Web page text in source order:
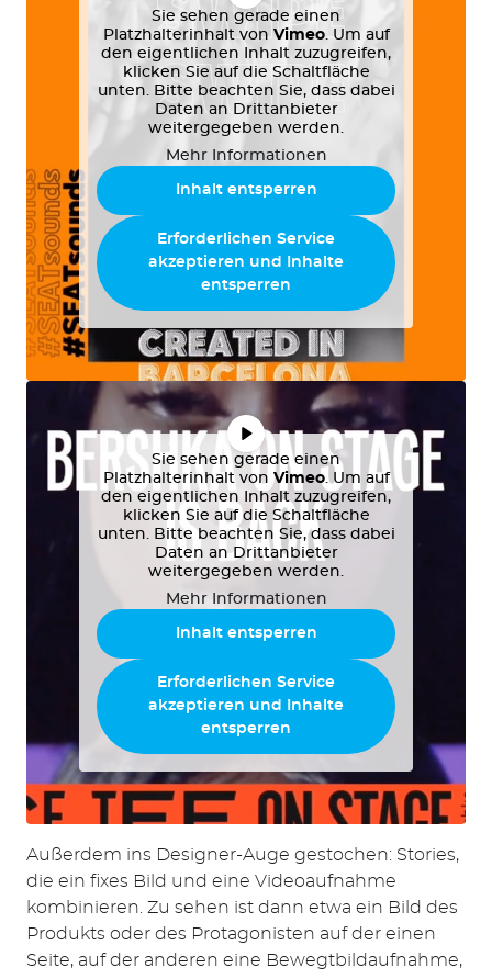
Sie sehen gerade einen
Platzhalterinhalt von Vimeo. Um auf
den eigentlichen Inhalt zuzugreifen,
klicken Sie auf die Schaltfläche
unten. Bitte beachten Sie, dass dabei
Daten an Drittanbieter
weitergegeben werden.
Mehr Informationen
Inhalt entsperren
Erforderlichen Service
akzeptieren und Inhalte
entsperren
Sie sehen gerade einen
Platzhalterinhalt von Vimeo. Um auf
den eigentlichen Inhalt zuzugreifen,
klicken Sie auf die Schaltfläche
unten. Bitte beachten Sie, dass dabei
Daten an Drittanbieter
weitergegeben werden.
Mehr Informationen
Inhalt entsperren
Erforderlichen Service
akzeptieren und Inhalte
entsperren
Außerdem ins Designer-Auge gestochen: Stories,
die ein fixes Bild und eine Videoaufnahme
kombinieren. Zu sehen ist dann etwa ein Bild des
Produkts oder des Protagonisten auf der einen
Seite, auf der anderen eine Bewegtbildaufnahme,